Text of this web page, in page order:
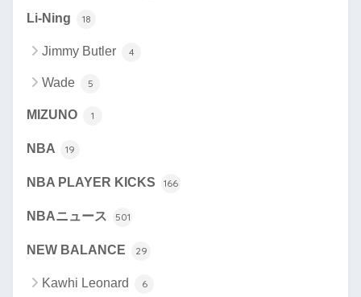
Li-Ning 18
Jimmy Butler 4
Wade 5
MIZUNO 1
NBA 19
NBA PLAYER KICKS 166
NBAニュース 501
NEW BALANCE 29
Kawhi Leonard 6